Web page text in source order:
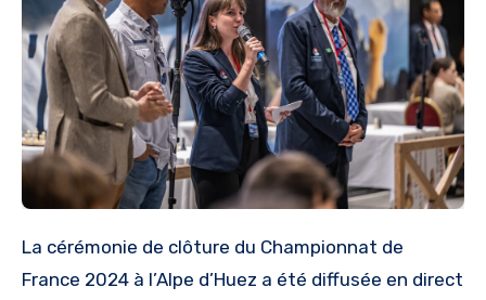
La cérémonie de clôture du Championnat de
France 2024 à l’Alpe d’Huez a été diffusée en direct